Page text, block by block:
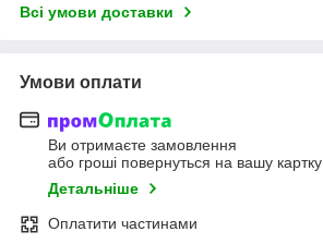
Всі умови доставки
Умови оплати
Ви отримаєте замовлення
або гроші повернуться на вашу картку
Детальніше
Оплатити частинами